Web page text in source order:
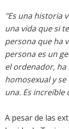
"Es una historia
una vida que si
persona que ha
persona es un
el ordenador,
homosexual y
una. Es increíble
A pesar de las